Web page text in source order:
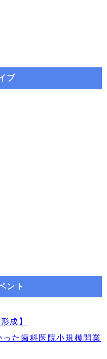
ブ
ント
成】
た歯科医院小規模開業